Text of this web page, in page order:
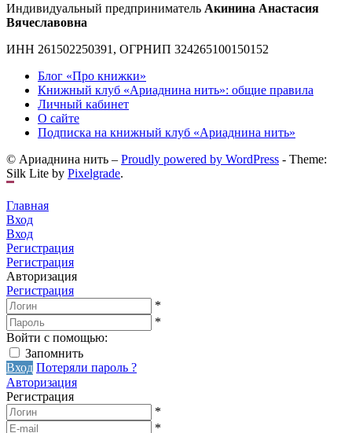
Индивидуальный предприниматель Акинина Анастасия
Вячеславовна
ИНН 261502250391, ОГРНИП 324265100150152
Блог «Про книжки»
Книжный клуб «Ариаднина нить»: общие правила
Личный кабинет
О сайте
Подписка на книжный клуб «Ариаднина нить»
© Ариаднина нить – Proudly powered by WordPress - Theme:
Silk Lite by Pixelgrade.
Главная
Вход
Вход
Регистрация
Регистрация
Авторизация
Регистрация
*
*
Войти с помощью:
Запомнить
Вход Потеряли пароль ?
Авторизация
Регистрация
*
*